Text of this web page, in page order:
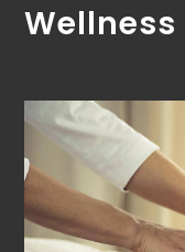
Wellness